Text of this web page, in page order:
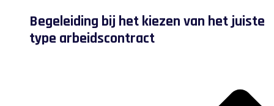
Begeleiding bij het kiezen van het juiste
type arbeidscontract